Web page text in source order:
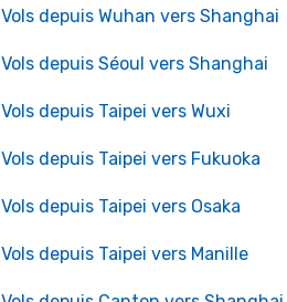
Vols depuis Wuhan vers Shanghai
Vols depuis Séoul vers Shanghai
Vols depuis Taipei vers Wuxi
Vols depuis Taipei vers Fukuoka
Vols depuis Taipei vers Osaka
Vols depuis Taipei vers Manille